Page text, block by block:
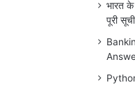
भारत के
पूरी सूची